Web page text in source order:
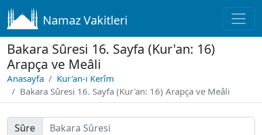
Namaz Vakitleri
Bakara Sûresi 16. Sayfa (Kur'an: 16)
Arapça ve Meâli
Anasayfa
Kur'an-ı Kerîm
Bakara Sûresi 16. Sayfa (Kur'an: 16) Arapça ve Meâli
Sûre